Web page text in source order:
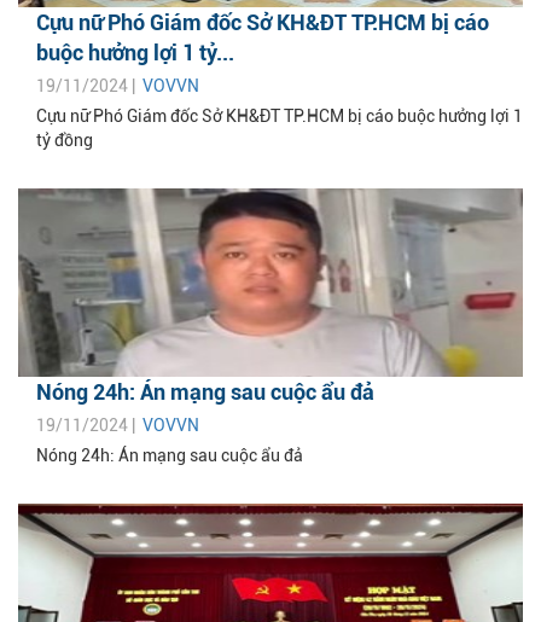
Cựu nữ Phó Giám đốc Sở KH&ĐT TP.HCM bị cáo
buộc hưởng lợi 1 tỷ...
19/11/2024 | VOVVN
Cựu nữ Phó Giám đốc Sở KH&ĐT TP.HCM bị cáo buộc hưởng lợi 1
tỷ đồng
Nóng 24h: Án mạng sau cuộc ẩu đả
19/11/2024 | VOVVN
Nóng 24h: Án mạng sau cuộc ẩu đả